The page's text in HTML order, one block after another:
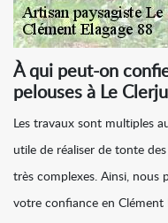
À qui peut-on
pelouses à Le
Les travaux sont multiples
utile de réaliser de tonte
très complexes. Ainsi, nous
votre confiance en Clément